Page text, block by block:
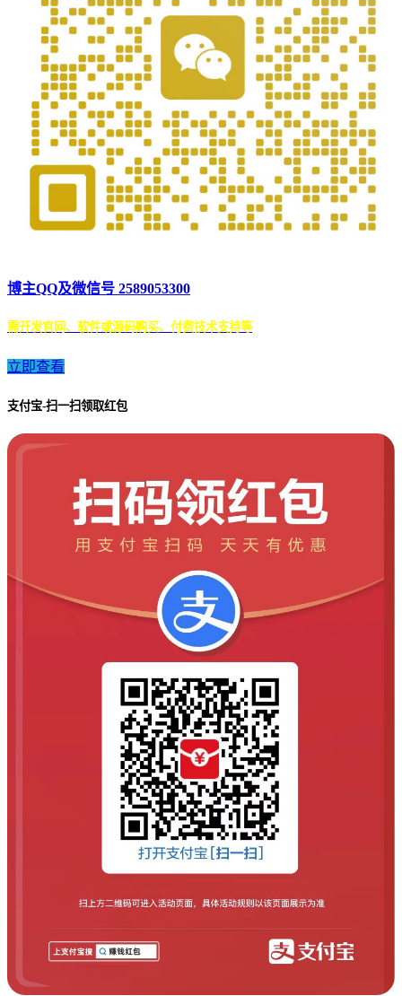
博主QQ及微信号 2589053300
需开发官网、软件或源码购买、付费技术支持等
立即查看
支付宝-扫一扫领取红包